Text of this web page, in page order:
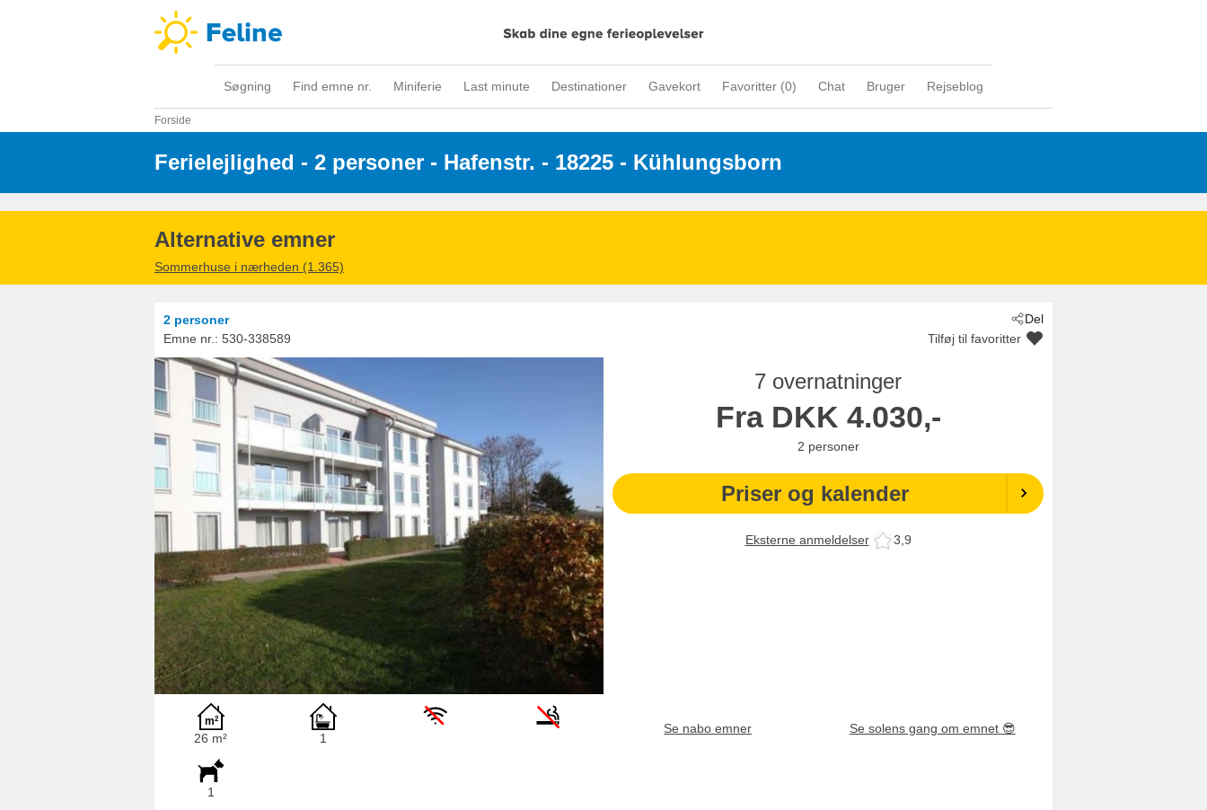
Søgning Find emne nr. Miniferie Last minute Destinationer Gavekort Favoritter (0) Chat Bruger Rejseblog
Forside
Ferielejlighed - 2 personer - Hafenstr. - 18225 - Kühlungsborn
Alternative emner
Sommerhuse i nærheden (1.365)
Del
2 personer
Emne nr.: 530-338589 Tilføj til favoritter
7 overnatninger
Fra DKK 4.030,-
2 personer
Priser og kalender
Eksterne anmeldelser 3,9
26 m² 1
1
Se nabo emner Se solens gang om emnet 😎